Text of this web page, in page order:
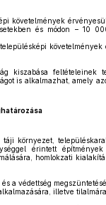
követelmények
és módon – 10
kiszabása feltételeinek
is alkalmazhat, amely
környezet,
érintett
homlokzati
a védettség
illetve tilalmára